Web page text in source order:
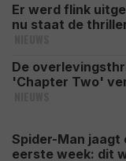
Er werd flink
nu staat de
De
'Chapter Two'
Spider-Man
eerste week: dit